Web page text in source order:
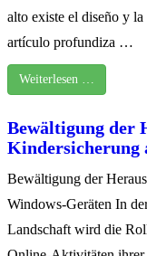
alto existe el diseño y
artículo profundiza …
Weiterlesen …
Bewältigung der
Kindersicherung
Bewältigung der
Windows-Geräten In
Landschaft wird die